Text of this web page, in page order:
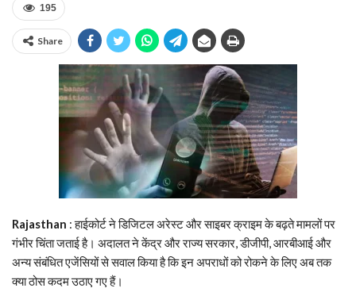
195
Share
Rajasthan : हाईकोर्ट ने डिजिटल अरेस्ट और साइबर क्राइम के बढ़ते मामलों पर
गंभीर चिंता जताई है। अदालत ने केंद्र और राज्य सरकार, डीजीपी, आरबीआई और
अन्य संबंधित एजेंसियों से सवाल किया है कि इन अपराधों को रोकने के लिए अब तक
क्या ठोस कदम उठाए गए हैं।